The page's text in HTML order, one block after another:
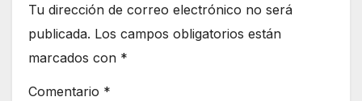
Tu dirección de correo electrónico no será
publicada. Los campos obligatorios están
marcados con *
Comentario *